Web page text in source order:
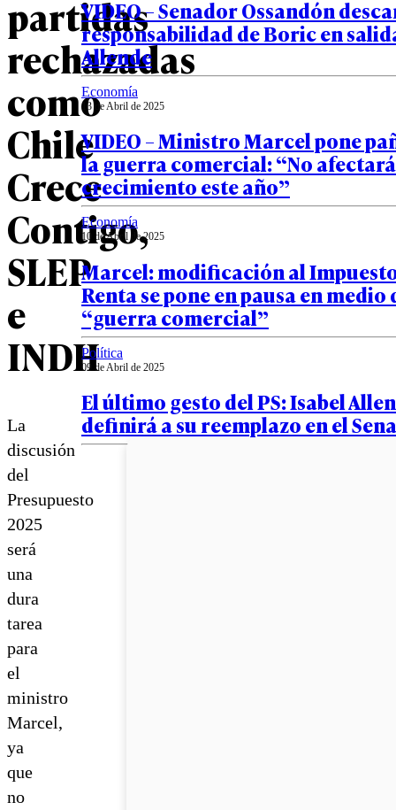
partidas
rechazadas
como
Chile
Crece
Contigo,
SLEP
e
INDH
La
discusión
del
Presupuesto
2025
será
una
dura
tarea
para
el
ministro
Marcel,
ya
que
no
VIDEO – Senador Ossandón
responsabilidad de Boric en
Allende
Economía
13 de Abril de 2025
VIDEO – Ministro Marcel pone
la guerra comercial: “No
crecimiento este año”
Economía
10 de Abril de 2025
Marcel: modificación al
Renta se pone en pausa en medio
“guerra comercial”
Política
09 de Abril de 2025
El último gesto del PS: Isabel
definirá a su reemplazo en el